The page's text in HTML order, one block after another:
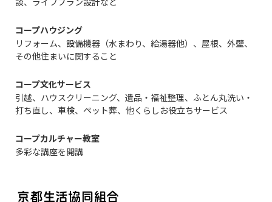
コープハウジング
リフォーム、設備機器（水まわり、給湯器他）、屋根、外壁、
その他住まいに関すること
コープ文化サービス
引越、ハウスクリーニング、遺品・福祉整理、ふとん丸洗い・
打ち直し、車検、ペット葬、他くらしお役立ちサービス
コープカルチャー教室
多彩な講座を開講